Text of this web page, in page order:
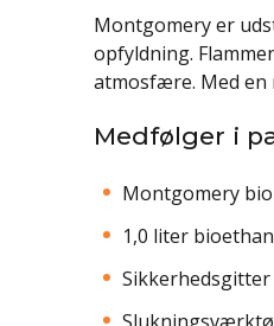
Montgomery er
opfyldning.
atmosfære. Med en
Medfølger i
Montgomery
1,0 liter
Sikkerhedsgitter